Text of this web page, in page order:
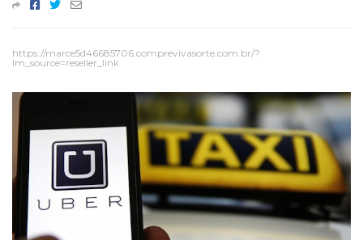
https://marce5d46685706.comprevivasorte.com.br/?
lm_source=reseller_link